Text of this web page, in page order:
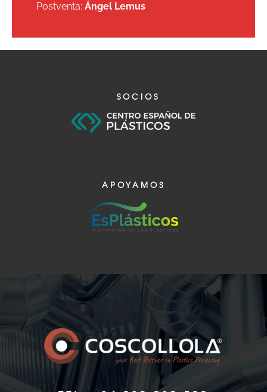
Postventa: Ángel Lemus
SOCIOS
APOYAMOS